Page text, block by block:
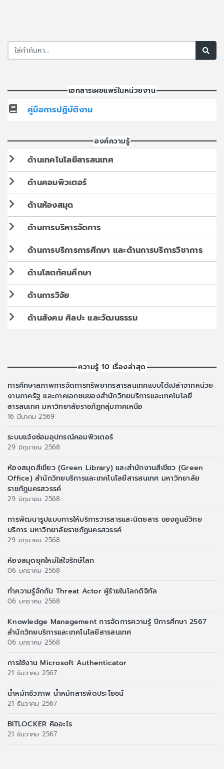
เอกสารเผยแพร่ในหน่วยงาน
คู่มือการปฏิบัติงาน
องค์ความรู้
ด้านเทคโนโลยีสารสนเทศ
ด้านคอมพิวเตอร์
ด้านห้องสมุด
ด้านการบริหารจัดการ
ด้านการบริการการศึกษา และด้านการบริการวิชาการ
ด้านโสตทัศนศึกษา
ด้านการวิจัย
ด้านสังคม ศิลปะ และวัฒนธรรม
ความรู้ 10 เรื่องล่าสุด
การศึกษาสภาพการจัดการทรัพยากรสารสนเทศแบบได้เปล่าจากหน่วย
งานภาครัฐ และภาคเอกชนของสำนักวิทยบริการและเทคโนโลยี
สารสนเทศ มหาวิทยาลัยราชภัฏกลุ่มภาคเหนือ
16 มีนาคม 2569
ระบบแจ้งซ่อมอุปกรณ์คอมพิวเตอร์
29 มิถุนายน 2568
ห้องสมุดสีเขียว (Green Library) และสำนักงานสีเขียว (Green
Office) สำนักวิทยบริการและเทคโนโลยีสารสนเทศ มหาวิทยาลัย
ราชภัฏนครสวรรค์
29 มิถุนายน 2568
การพัฒนารูปแบบการให้บริการวารสารและนิตยสาร ของศูนย์วิทย
บริการ มหาวิทยาลัยราชภัฏนครสวรรค์
29 มิถุนายน 2568
ห้องสมุดยุคใหม่ใส่ใจรักษ์โลก
06 มกราคม 2568
ทำความรู้จักกับ Threat Actor ผู้ร้ายในโลกดิจิทัล
06 มกราคม 2568
Knowledge Management การจัดการความรู้ ปีการศึกษา 2567
สำนักวิทยบริการและเทคโนโลยีสารสนเทศ
06 มกราคม 2568
การใช้งาน Microsoft Authenticator
21 ธันวาคม 2567
น้ำหมักชีวภาพ น้ำหมักสารพัดประโยชน์
21 ธันวาคม 2567
BITLOCKER คิออะไร
21 ธันวาคม 2567